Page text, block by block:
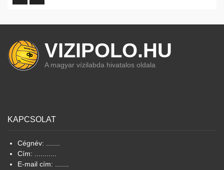
VIZIPOLO.HU
A magyar vízilabda hivatalos oldala
KAPCSOLAT
Cégnév: .......
Cím: ...........
E-mail cím: .......